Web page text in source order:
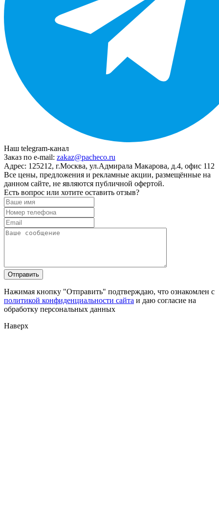
Наш telegram-канал
Заказ по e-mail: zakaz@pacheco.ru
Адрес: 125212, г.Москва, ул.Адмирала Макарова, д.4, офис 112
Все цены, предложения и рекламные акции, размещённые на
данном сайте, не являются публичной офертой.
Есть вопрос или хотите оставить отзыв?
Нажимая кнопку "Отправить" подтверждаю, что ознакомлен с
политикой конфиденциальности сайта и даю согласие на
обработку персональных данных
Наверх